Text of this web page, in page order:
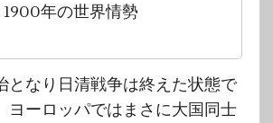
1900年の世界情勢
となり日清戦争は終えた状態で
ヨーロッパではまさに大国同士